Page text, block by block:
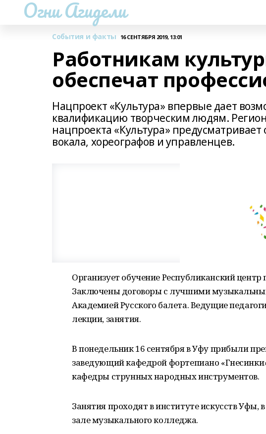
Огни Агидели
События и факты 16 СЕНТЯБРЯ 2019, 13:01
Работникам
обеспечат
Нацпроект «Культура» впервые дает
квалификацию творческим людям.
нацпроекта «Культура»
вокала, хореографов и управленцев.
Организует обучение Республиканский
Заключены договоры с лучшими
Академией Русского балета. Ведущие
лекции, занятия.
В понедельник 16 сентября в Уфу прибыли
заведующий кафедрой фортепиано
кафедры струнных народных инструментов.
Занятия проходят в институте искусств
зале музыкального колледжа.